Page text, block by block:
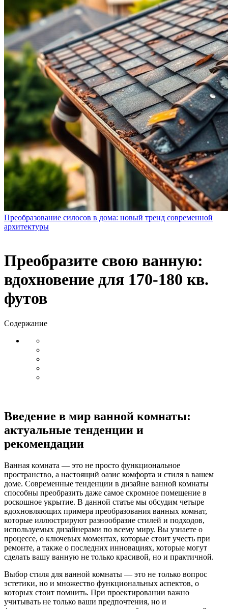
Преобразование силосов в дома: новый тренд современной
архитектуры
Преобразите свою ванную:
вдохновение для 170-180 кв.
футов
Содержание
Введение в мир ванной комнаты:
актуальные тенденции и
рекомендации
Ванная комната — это не просто функциональное
пространство, а настоящий оазис комфорта и стиля в вашем
доме. Современные тенденции в дизайне ванной комнаты
способны преобразить даже самое скромное помещение в
роскошное укрытие. В данной статье мы обсудим четыре
вдохновляющих примера преобразования ванных комнат,
которые иллюстрируют разнообразие стилей и подходов,
используемых дизайнерами по всему миру. Вы узнаете о
процессе, о ключевых моментах, которые стоит учесть при
ремонте, а также о последних инновациях, которые могут
сделать вашу ванную не только красивой, но и практичной.
Выбор стиля для ванной комнаты — это не только вопрос
эстетики, но и множество функциональных аспектов, о
которых стоит помнить. При проектировании важно
учитывать не только ваши предпочтения, но и